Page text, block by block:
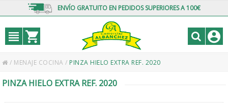
ENVÍO GRATUITO EN PEDIDOS SUPERIORES A 100€
/ MENAJE COCINA/ PINZA HIELO EXTRA REF. 2020
PINZA HIELO EXTRA REF. 2020